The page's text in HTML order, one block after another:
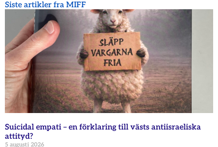
Siste artikler fra MIFF
Suicidal empati – en förklaring till västs antiisraeliska
attityd?
5 augusti 2026